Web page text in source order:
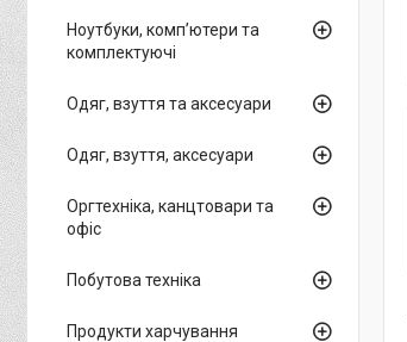
Ноутбуки, комп’ютери та
комплектуючі
Одяг, взуття та аксесуари
Одяг, взуття, аксесуари
Оргтехніка, канцтовари та
офіс
Побутова техніка
Продукти харчування